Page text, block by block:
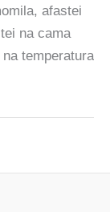
afastei
na cama
temperatura